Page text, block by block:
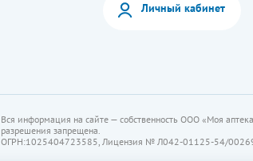
Личный кабинет
Вся информация на сайте — собственность ООО «Моя
разрешения запрещена.
ОГРН:1025404723585, Лицензия № Л042-01125-54/